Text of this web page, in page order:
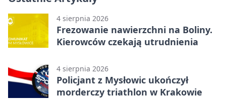
4 sierpnia 2026
Frezowanie nawierzchni na Boliny.
Kierowców czekają utrudnienia
4 sierpnia 2026
Policjant z Mysłowic ukończył
morderczy triathlon w Krakowie